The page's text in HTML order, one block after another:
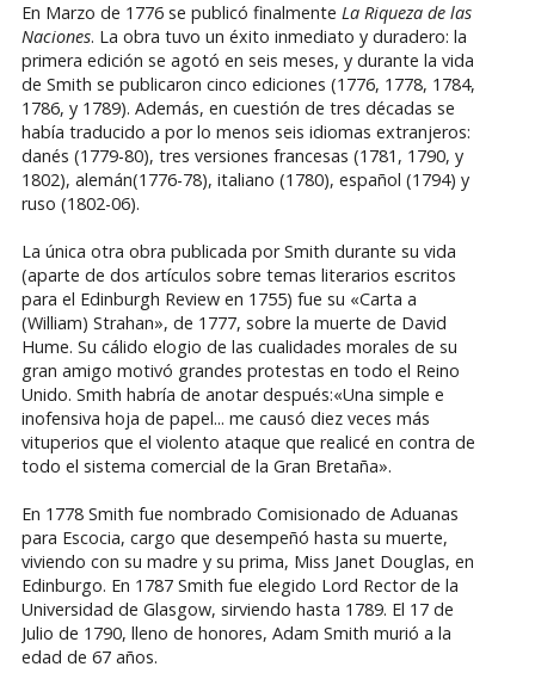
En Marzo de 1776 se publicó finalmente La Riqueza de las
Naciones. La obra tuvo un éxito inmediato y duradero: la
primera edición se agotó en seis meses, y durante la vida
de Smith se publicaron cinco ediciones (1776, 1778, 1784,
1786, y 1789). Además, en cuestión de tres décadas se
había traducido a por lo menos seis idiomas extranjeros:
danés (1779-80), tres versiones francesas (1781, 1790, y
1802), alemán(1776-78), italiano (1780), español (1794) y
ruso (1802-06).
La única otra obra publicada por Smith durante su vida
(aparte de dos artículos sobre temas literarios escritos
para el Edinburgh Review en 1755) fue su «Carta a
(William) Strahan», de 1777, sobre la muerte de David
Hume. Su cálido elogio de las cualidades morales de su
gran amigo motivó grandes protestas en todo el Reino
Unido. Smith habría de anotar después:«Una simple e
inofensiva hoja de papel... me causó diez veces más
vituperios que el violento ataque que realicé en contra de
todo el sistema comercial de la Gran Bretaña».
En 1778 Smith fue nombrado Comisionado de Aduanas
para Escocia, cargo que desempeñó hasta su muerte,
viviendo con su madre y su prima, Miss Janet Douglas, en
Edinburgo. En 1787 Smith fue elegido Lord Rector de la
Universidad de Glasgow, sirviendo hasta 1789. El 17 de
Julio de 1790, lleno de honores, Adam Smith murió a la
edad de 67 años.